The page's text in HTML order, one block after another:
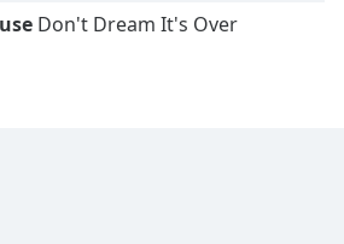
Don't Dream It's Over